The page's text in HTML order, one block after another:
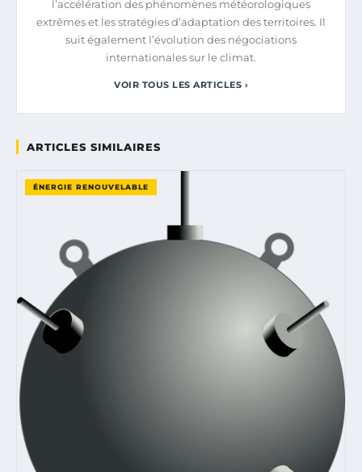
l’accélération des phénomènes météorologiques
extrêmes et les stratégies d’adaptation des territoires. Il
suit également l’évolution des négociations
internationales sur le climat.
VOIR TOUS LES ARTICLES ›
ARTICLES SIMILAIRES
ÉNERGIE RENOUVELABLE